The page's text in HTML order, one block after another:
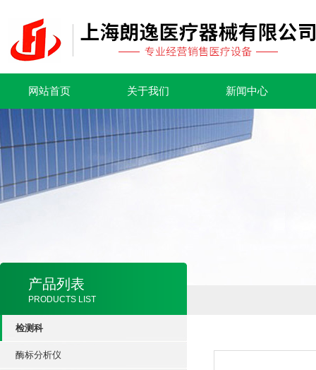
网站首页 关于我们 新闻中心
产品列表
PRODUCTS LIST
检测科
酶标分析仪